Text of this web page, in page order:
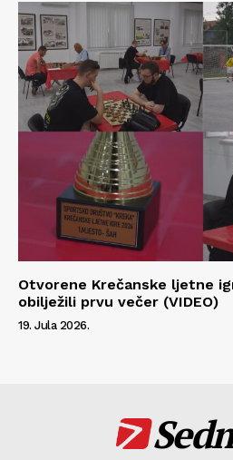
Otvorene Krečanske ljetne
obilježili prvu večer (VIDEO)
19. Jula 2026.